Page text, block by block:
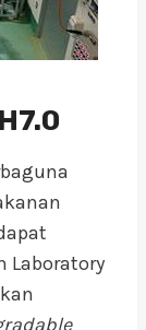
Laboratory